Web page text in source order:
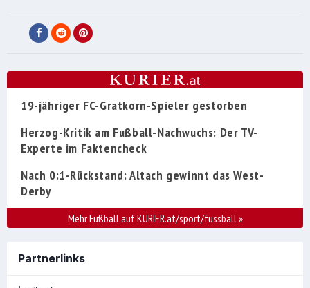
19-jähriger FC-Gratkorn-Spieler gestorben
Herzog-Kritik am Fußball-Nachwuchs: Der TV-
Experte im Faktencheck
Nach 0:1-Rückstand: Altach gewinnt das West-
Derby
Mehr Fußball auf KURIER.at/sport/fussball»
Partnerlinks